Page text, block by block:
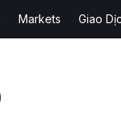
Markets Giao